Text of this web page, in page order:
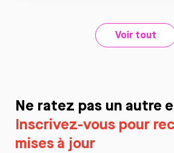
Voir tout
Ne ratez pas un autre
Inscrivez-vous pour
mises à jour